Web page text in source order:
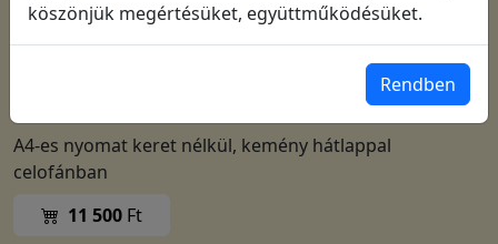
Cikkszám: 1952
A4-es nyomat keret nélkül, kemény hátlappal
celofánban
11 500 Ft
köszönjük megértésüket, együttműködésüket.
Rendben